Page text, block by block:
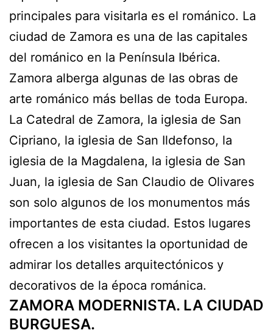
principales para visitarla es el románico. La
ciudad de Zamora es una de las capitales
del románico en la Península Ibérica.
Zamora alberga algunas de las obras de
arte románico más bellas de toda Europa.
La Catedral de Zamora, la iglesia de San
Cipriano, la iglesia de San Ildefonso, la
iglesia de la Magdalena, la iglesia de San
Juan, la iglesia de San Claudio de Olivares
son solo algunos de los monumentos más
importantes de esta ciudad. Estos lugares
ofrecen a los visitantes la oportunidad de
admirar los detalles arquitectónicos y
decorativos de la época románica.
ZAMORA MODERNISTA. LA CIUDAD
BURGUESA.